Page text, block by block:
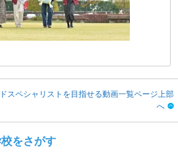
スペシャリストを目指せる動画一覧ページ上部
へ
をさがす